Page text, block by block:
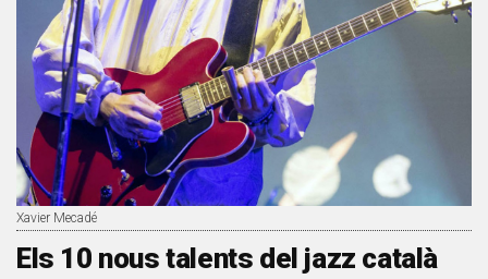
Xavier Mecadé
Els 10 nous talents del jazz català